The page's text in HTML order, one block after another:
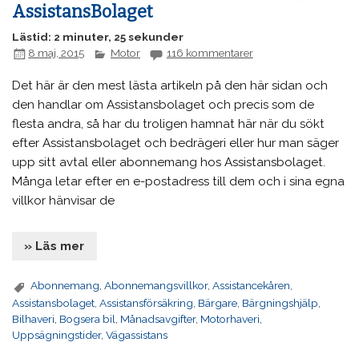
AssistansBolaget
Lästid: 2 minuter, 25 sekunder
8 maj, 2015
Motor 116 kommentarer
Det här är den mest lästa artikeln på den här sidan och
den handlar om Assistansbolaget och precis som de
flesta andra, så har du troligen hamnat här när du sökt
efter Assistansbolaget och bedrägeri eller hur man säger
upp sitt avtal eller abonnemang hos Assistansbolaget.
Många letar efter en e-postadress till dem och i sina egna
villkor hänvisar de
» Läs mer
Abonnemang ,Abonnemangsvillkor,Assistancekåren
Assistansbolaget ,Assistansförsäkring Bärgare Bärgningshjälp
Bilhaveri Bogsera bil Månadsavgifter, Motorhaveri
Uppsägningstider,Vägassistans